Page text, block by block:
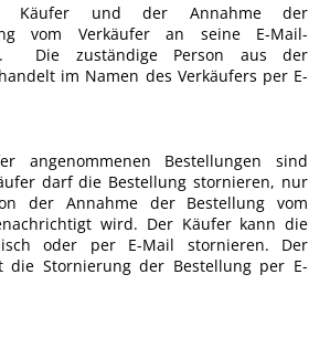
Käufer und der Annahme der
vom Verkäufer an seine E-Mail-
Die zuständige Person aus der
im Namen des Verkäufers per E-
angenommenen Bestellungen sind
darf die Bestellung stornieren, nur
der Annahme der Bestellung vom
wird. Der Käufer kann die
oder per E-Mail stornieren. Der
die Stornierung der Bestellung per E-